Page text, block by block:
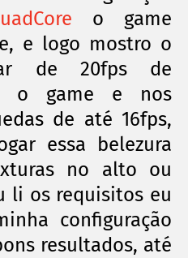
o game
e logo mostro o
de 20fps de
o game e nos
de até 16fps,
essa belezura
no alto ou
li os requisitos eu
configuração
resultados, até